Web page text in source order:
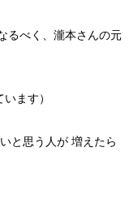
るべく、瀧本さんの元
ます）
と思う人が 増えたら